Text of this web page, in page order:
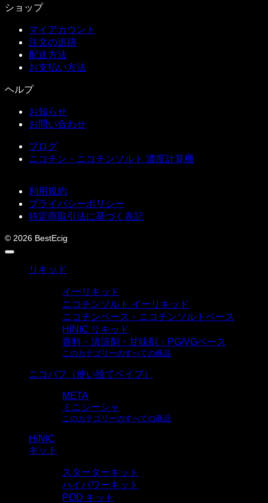
ショップ
マイアカウント
注文の追跡
配送方法
お支払い方法
ヘルプ
お知らせ
お問い合わせ
ブログ
ニコチン・ニコチンソルト 濃度計算機
利用規約
プライバシーポリシー
特定商取引法に基づく表記
© 2026 BestEcig
リキッド
イーリキッド
ニコチンソルト イーリキッド
ニコチンベース・ニコチンソルトベース
HiNIC リキッド
香料・清涼剤・甘味剤・PG/VGベース
このカテゴリーのすべての商品
ニコパフ（使い捨てベイプ）
META
ミニシーシャ
このカテゴリーのすべての商品
HiNIC
キット
スターターキット
ハイパワーキット
POD キット